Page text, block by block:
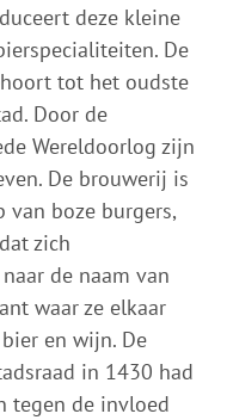
deze kleine
De
tot het oudste
Door de
Wereldoorlog zijn
De brouwerij is
van boze burgers,
zich
de naam van
waar ze elkaar
en wijn. De
in 1430 had
tegen de invloed